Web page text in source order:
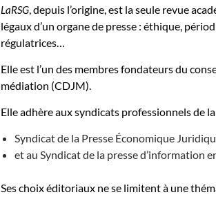
LaRSG, depuis l’origine, est la seule revue
légaux d’un organe de presse : éthique,
régulatrices…
Elle est l’un des membres fondateurs du
médiation (CDJM).
Elle adhère aux syndicats professionnels de
Syndicat de la Presse Économique
et au Syndicat de la presse d’information
Ses choix éditoriaux ne se limitent à une